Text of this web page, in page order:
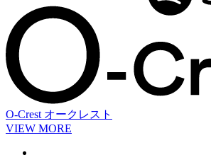
O-Crest オークレスト
VIEW MORE